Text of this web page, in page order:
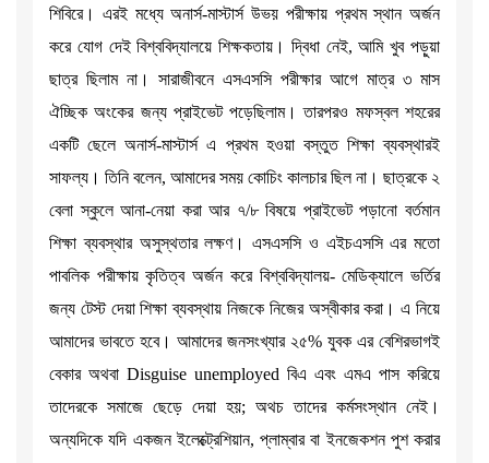
শিবিরে। এরই মধ্যে অনার্স-মাস্টার্স উভয় পরীক্ষায় প্রথম স্থান অর্জন
করে যোগ দেই বিশ্ববিদ্যালয়ে শিক্ষকতায়। দ্বিধা নেই, আমি খুব পড়ুয়া
ছাত্র ছিলাম না। সারাজীবনে এসএসসি পরীক্ষার আগে মাত্র ৩ মাস
ঐচ্ছিক অংকের জন্য প্রাইভেট পড়েছিলাম। তারপরও মফস্বল শহরের
একটি ছেলে অনার্স-মাস্টার্স এ প্রথম হওয়া বস্তুত শিক্ষা ব্যবস্থারই
সাফল্য। তিনি বলেন, আমাদের সময় কোচিং কালচার ছিল না। ছাত্রকে ২
বেলা স্কুলে আনা-নেয়া করা আর ৭/৮ বিষয়ে প্রাইভেট পড়ানো বর্তমান
শিক্ষা ব্যবস্থার অসুস্থতার লক্ষণ। এসএসসি ও এইচএসসি এর মতো
পাবলিক পরীক্ষায় কৃতিত্ব অর্জন করে বিশ্ববিদ্যালয়- মেডিক্যালে ভর্তির
জন্য টেস্ট দেয়া শিক্ষা ব্যবস্থায় নিজকে নিজের অস্বীকার করা। এ নিয়ে
আমাদের ভাবতে হবে। আমাদের জনসংখ্যার ২৫% যুবক এর বেশিরভাগই
বেকার অথবা Disguise unemployed বিএ এবং এমএ পাস করিয়ে
তাদেরকে সমাজে ছেড়ে দেয়া হয়; অথচ তাদের কর্মসংস্থান নেই।
অন্যদিকে যদি একজন ইলেক্ট্রেশিয়ান, প্লাম্বার বা ইনজেকশন পুশ করার